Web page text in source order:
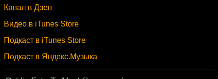
Канал в Дзен
Видео в iTunes Store
Подкаст в iTunes Store
Подкаст в Яндекс.Музыка